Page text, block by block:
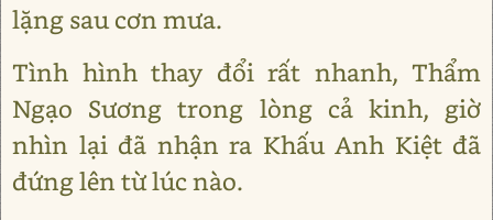
lặng sau cơn mưa.
Tình hình thay đổi rất nhanh, Thẩm
Ngạo Sương trong lòng cả kinh, giờ
nhìn lại đã nhận ra Khấu Anh Kiệt đã
đứng lên từ lúc nào.